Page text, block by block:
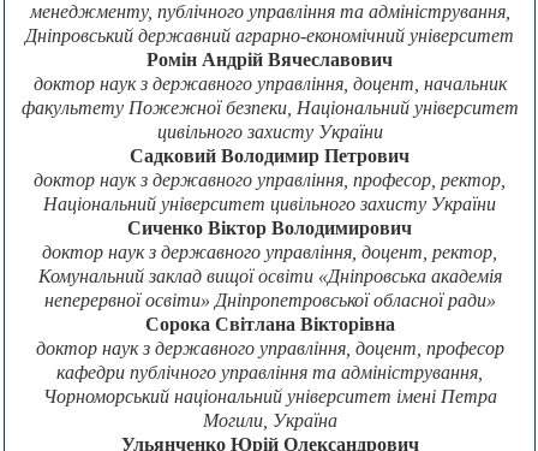
менеджменту, публічного управління та адміністрування,
Дніпровський державний аграрно-економічний університет
Ромін Андрій Вячеславович
доктор наук з державного управління, доцент, начальник
факультету Пожежної безпеки, Національний університет
цивільного захисту України
Садковий Володимир Петрович
доктор наук з державного управління, професор, ректор,
Національний університет цивільного захисту України
Сиченко Віктор Володимирович
доктор наук з державного управління, доцент, ректор,
Комунальний заклад вищої освіти «Дніпровська академія
неперервної освіти» Дніпропетровської обласної ради»
Сорока Світлана Вікторівна
доктор наук з державного управління, доцент, професор
кафедри публічного управління та адміністрування,
Чорноморський національний університет імені Петра
Могили, Україна
Ульянченко Юрій Олександрович